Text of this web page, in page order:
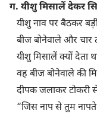
ग. यीशु मिसालें देकर
यीशु नाव पर बैठकर
बीज बोनेवाले और चार
यीशु मिसालें क्यों देता
वह बीज बोनेवाले की
दीपक जलाकर टोकरी
“जिस नाप से तुम नापते